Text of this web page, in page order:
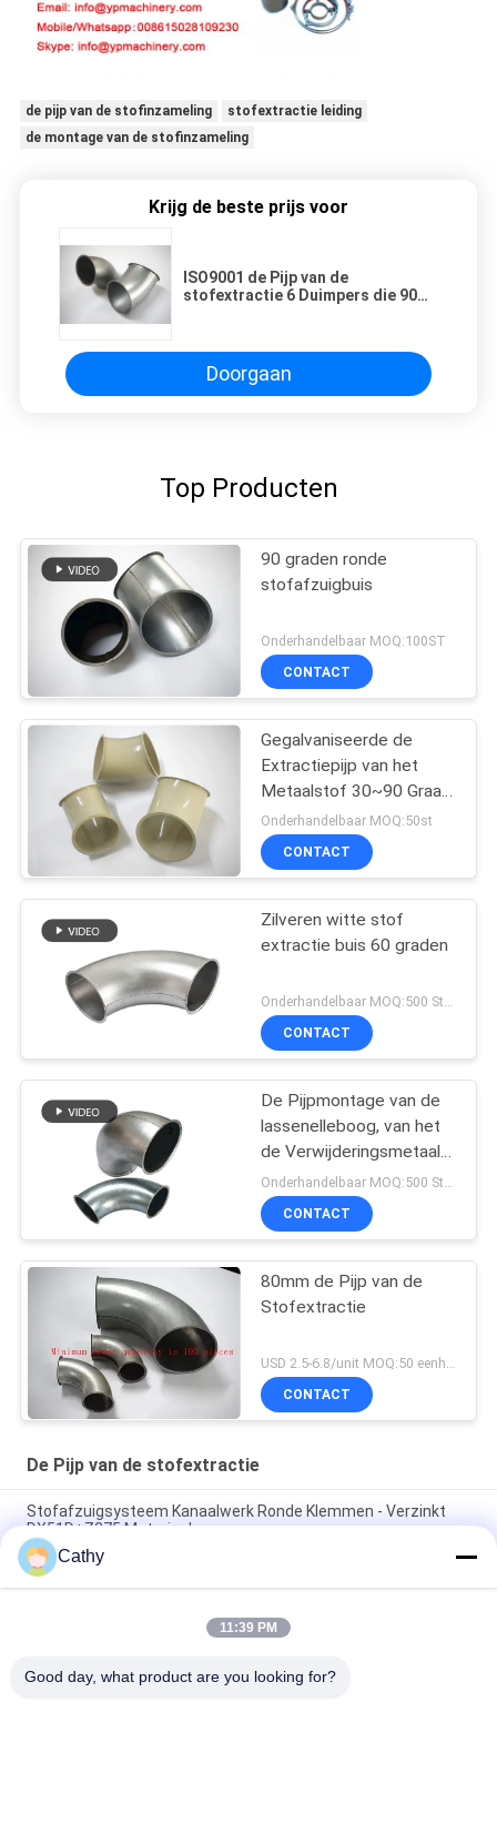
de pijp van de stofinzameling
stofextractie leiding
de montage van de stofinzameling
Krijg de beste prijs voor
ISO9001 de Pijp van de
stofextractie 6 Duimpers die 90
Doorgaan
Top Producten
90 graden ronde
stofafzuigbuis
Onderhandelbaar MOQ:100ST
CONTACT
Gegalvaniseerde de
Extractiepijp van het
Metaalstof 30~90 Graad
in Stof Chemische
Architectuur
Onderhandelbaar MOQ:50st
CONTACT
Zilveren witte stof
extractie buis 60 graden
Onderhandelbaar MOQ:500 Stuk
CONTACT
De Pijpmontage van de
lassenelleboog, van het
de Verwijderingsmetaal
van het de Industriestof
de Pijp van de het
Stofinzameling
CONTACT
80mm de Pijp van de
Stofextractie
CONTACT
De Pijp van de stofextractie
Stofafzuigsysteem Kanaalwerk Ronde Klemmen - Verzinkt
DX51D+Z275 Materiaal
Gegalvaniseerde ronde kegel top schoorsteen dop met
scherm open haard uitlaat dop aanpassen
Verzinkte plaat stof extractie buis stofopvang proces
Cathy
11:39 PM
Good day, what product are you looking for?